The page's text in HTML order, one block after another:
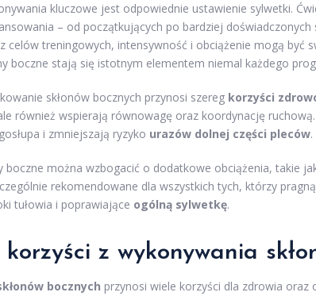
kluczowe jest odpowiednie ustawienie sylwetki.
– od początkujących po bardziej
celów treningowych, intensywność i obciążenie mogą być
boczne stają się istotnym elementem niemal każdego
skłonów bocznych przynosi szereg korzyści
również wspierają równowagę oraz koordynację
i zmniejszają ryzyko urazów dolnej części pleców.
boczne można wzbogacić o dodatkowe obciążenia, takie
rekomendowane dla wszystkich tych, którzy
tułowia i poprawiające ogólną sylwetkę.
korzyści z wykonywania
bocznych przynosi wiele korzyści dla zdrowia